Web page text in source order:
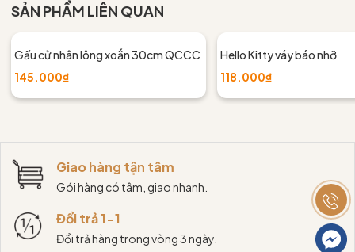
SẢN PHẨM LIÊN QUAN
Gấu cử nhân lông xoắn 30cm QCCC
145.000₫
Hello Kitty váy báo nhỡ
118.000₫
Giao hàng tận tâm
Gói hàng có tâm, giao nhanh.
Đổi trả 1-1
Đổi trả hàng trong vòng 3 ngày.